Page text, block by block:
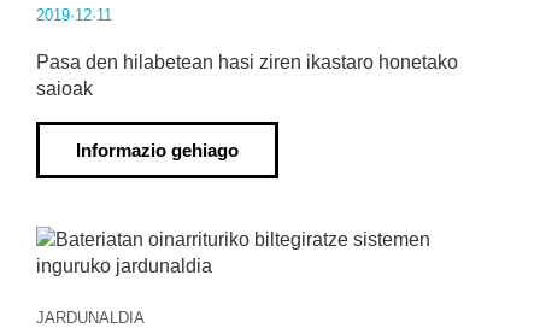
2019·12·11
Pasa den hilabetean hasi ziren ikastaro honetako
saioak
Informazio gehiago
JARDUNALDIA